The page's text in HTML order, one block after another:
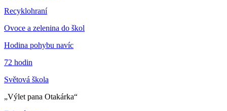
Recyklohraní
Ovoce a zelenina do škol
Hodina pohybu navíc
72 hodin
Světová škola
„Výlet pana Otakárka“